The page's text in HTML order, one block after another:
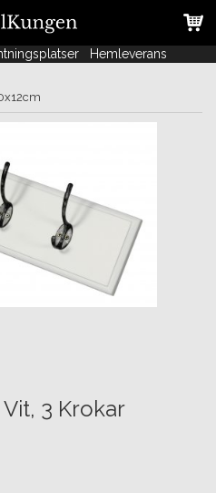
Hemleverans
Hemleverans
3 Krokar